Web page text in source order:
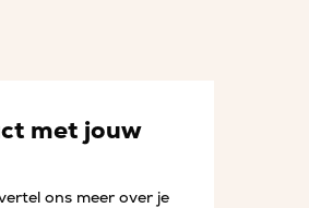
met jouw
ons meer over je